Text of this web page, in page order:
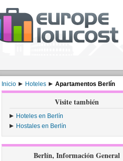
Inicio Hoteles Apartamentos Berlín
Visite también
Hoteles en Berlín
Hostales en Berlín
Berlín, Información General